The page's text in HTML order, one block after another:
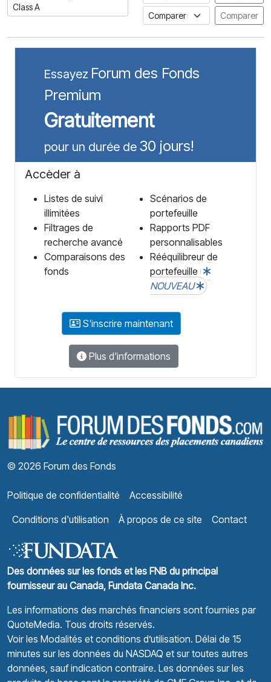
Class A
Comparer à un indiceComparer
Essayez Forum des Fonds
Premium
Gratuitement
pour un durée de 30 jours!
Accèder à
Listes de suivi
illimitées
Filtrages de
recherche avancé
Comparaisons des
fonds
Scénarios de
portefeuille
Rapports PDF
personnalisables
Rééquilibreur de
portefeuille
NOUVEAU
S'inscrire maintenant
Plus d'informations
© 2026 Forum des Fonds
Politique de confidentialité
Accessibilité
Conditions d'utilisation
À propos de ce site Contact
Des données sur les fonds et les FNB du principal
fournisseur au Canada, Fundata Canada Inc.
Les informations des marchés financiers sont fournies par
QuoteMedia. Tous droits réservés.
Voir les Modalités et conditions d’utilisation. Délai de 15
minutes sur les données du NASDAQ et sur toutes autres
données, sauf indication contraire. Les données sur les